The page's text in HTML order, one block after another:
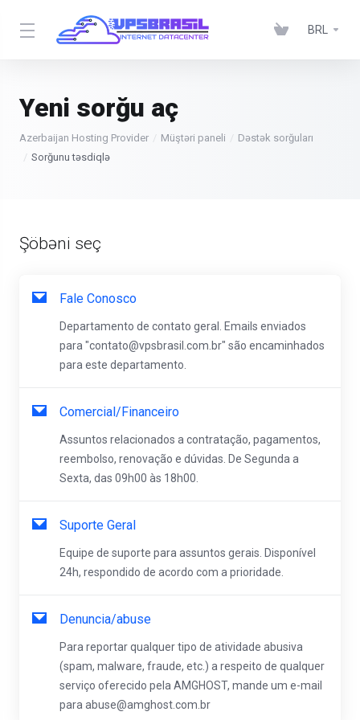
BRL
Yeni sorğu aç
Azerbaijan Hosting Provider Müştəri paneli
Dəstək sorğuları
Sorğunu təsdiqlə
Şöbəni seç
Fale Conosco
Departamento de contato geral. Emails enviados
para "contato@vpsbrasil.com.br" são encaminhados
para este departamento.
Comercial/Financeiro
Assuntos relacionados a contratação, pagamentos,
reembolso, renovação e dúvidas. De Segunda a
Sexta, das 09h00 às 18h00.
Suporte Geral
Equipe de suporte para assuntos gerais. Disponível
24h, respondido de acordo com a prioridade.
Denuncia/abuse
Para reportar qualquer tipo de atividade abusiva
(spam, malware, fraude, etc.) a respeito de qualquer
serviço oferecido pela AMGHOST, mande um e-mail
para abuse@amghost.com.br